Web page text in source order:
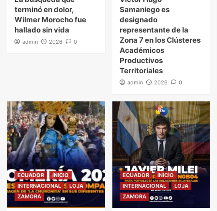
terminó en dolor,
Wilmer Morocho fue
hallado sin vida
admin 2026 0
Samaniego es
designado
representante de la
Zona 7 en los Clústeres
Académicos
Productivos
Territoriales
admin 2026 0
ECUADOR
INICIO
INTERNACIONAL
LOJA
ZAMORA
ECUADOR
INICIO
INTERNACIONAL
LOJA
ZAMORA